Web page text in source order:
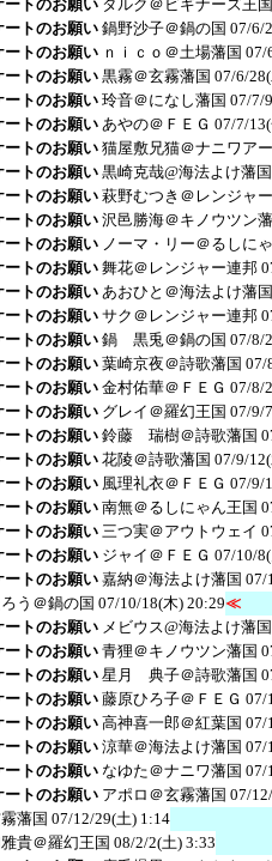
ートのお願い タルク＠ビギナーズ王国
ートのお願い 鍋野沙子＠鍋の国 07/6/
ートのお願い ｎｉｃｏ＠土場藩国 07/
ートのお願い 黒霧＠玄霧藩国 07/6/
ートのお願い 玲音＠になし藩国 07/7/
ートのお願い あやの＠ＦＥＧ 07/7/
ートのお願い 猫屋敷兄猫＠ナニワア
ートのお願い 黒崎克哉@海法よけ藩国
ートのお願い 萩野むつき＠レンジャ
ートのお願い 沢邑勝海＠キノウツン
ートのお願い ノーマ・リー＠るしに
ートのお願い 舞花＠レンジャー連邦
ートのお願い あおひと＠海法よけ藩国
ートのお願い サク＠レンジャー連邦
ートのお願い 鍋 黒兎＠鍋の国 07/8/
ートのお願い 葉崎京夜＠詩歌藩国 07/
ートのお願い 金村佑華＠ＦＥＧ 07/8/
ートのお願い グレイ＠羅幻王国 07/9/
ートのお願い 鈴藤 瑞樹＠詩歌藩国
ートのお願い 花陵＠詩歌藩国 07/9/
ートのお願い 風理礼衣＠ＦＥＧ 07/9/
ートのお願い 南無＠るしにゃん王国
ートのお願い 三つ実＠アウトウェイ
ートのお願い ジャイ＠ＦＥＧ 07/10/
ートのお願い 嘉納＠海法よけ藩国 07/
う＠鍋の国 07/10/18(木) 20:29≪
ートのお願い メビウス@海法よけ藩国
ートのお願い 青狸＠キノウツン藩国
ートのお願い 星月 典子＠詩歌藩国
ートのお願い 藤原ひろ子＠ＦＥＧ 07/
ートのお願い 高神喜一郎＠紅葉国 07/
ートのお願い 涼華＠海法よけ藩国 07/
ートのお願い なゆた＠ナニワ藩国 07/
ートのお願い アポロ＠玄霧藩国 07/
藩国 07/12/29(土) 1:14
貴＠羅幻王国 08/2/2(土) 3:33